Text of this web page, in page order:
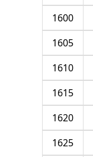
1600
1605
1610
1615
1620
1625